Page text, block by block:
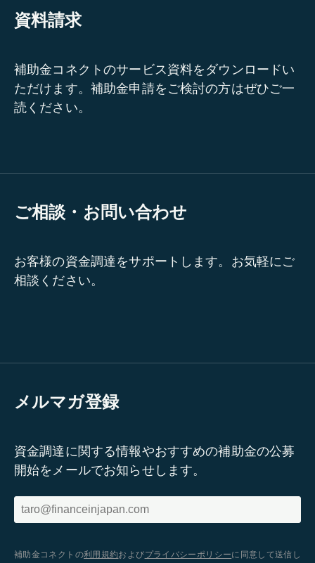
資料請求
補助金コネクトのサービス資料をダウンロードい
ただけます。補助金申請をご検討の方はぜひご一
読ください。
ご相談・お問い合わせ
お客様の資金調達をサポートします。お気軽にご
相談ください。
メルマガ登録
資金調達に関する情報やおすすめの補助金の公募
開始をメールでお知らせします。
補助金コネクトの利用規約およびプライバシーポリシーに同意して送信し